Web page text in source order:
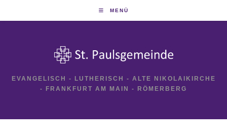
MENÜ
EVANGELISCH - LUTHERISCH - ALTE NIKOLAIKIRCHE
- FRANKFURT AM MAIN - RÖMERBERG